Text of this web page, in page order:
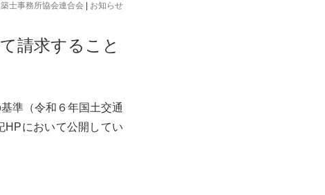
士事務所協会連合会 お知らせ
請求すること
準（令和６年国土交通
HPにおいて公開してい